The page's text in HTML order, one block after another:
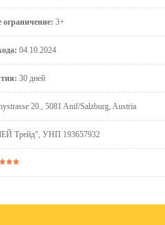
ограничение: 3+
04.10.2024
30 дней
20., 5081 Anif/Salzburg, Austria
Трейд", УНП 193657932